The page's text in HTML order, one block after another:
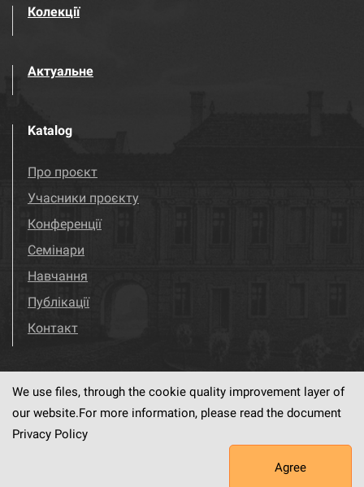
Колекції
Актуальне
Katalog
Про проєкт
Учасники проєкту
Конференції
Семінари
Навчання
Публікації
Контакт
Visit us! Facebook
software created by
We use files, through the cookie quality improvement layer of
our website.For more information, please read the document
Privacy Policy
Agree